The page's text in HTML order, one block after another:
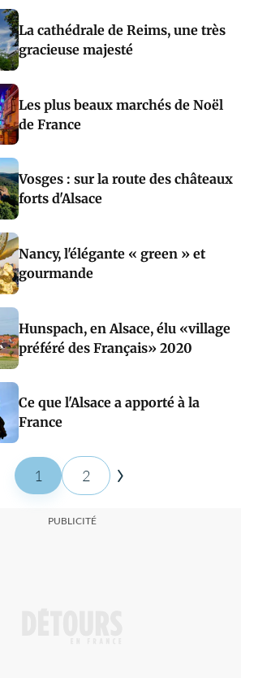
La cathédrale de Reims, une très
gracieuse majesté
Les plus beaux marchés de Noël
de France
Vosges : sur la route des châteaux
forts d'Alsace
Nancy, l'élégante « green » et
gourmande
Hunspach, en Alsace, élu «village
préféré des Français» 2020
Ce que l'Alsace a apporté à la
France
1 2